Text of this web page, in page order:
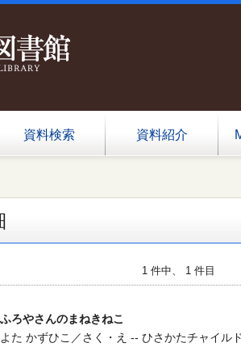
資料検索 資料紹介
1 件中、 1 件目
ろやさんのまねきねこ
た かずひこ／さく・え -- ひさかたチャイル